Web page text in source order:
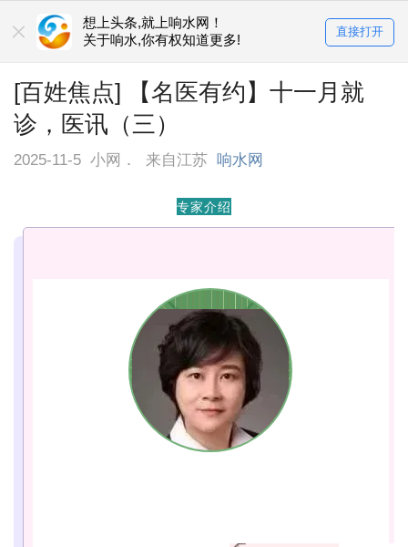
想上头条,就上响水网！
关于响水,你有权知道更多!
直接打开
[百姓焦点] 【名医有约】十一月就
诊，医讯（三）
2025-11-5 小网． 来自江苏 响水网
专家介绍